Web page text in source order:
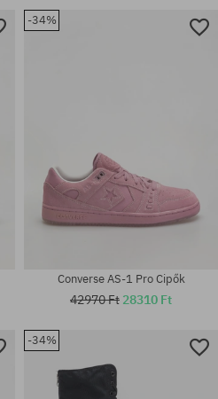
Elérhető méretek:
Elérhető méretek:
36; 37; 38; 39; 40; 41
-34%
Converse AS-1 Pro Cipők
42970 Ft 28310 Ft
-34%